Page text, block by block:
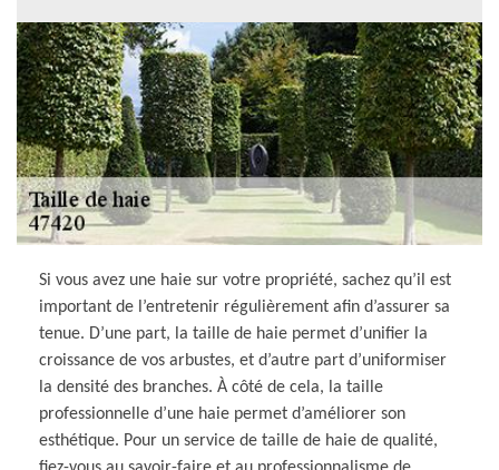
Si vous avez une haie sur votre propriété, sachez qu’il est
important de l’entretenir régulièrement afin d’assurer sa
tenue. D’une part, la taille de haie permet d’unifier la
croissance de vos arbustes, et d’autre part d’uniformiser
la densité des branches. À côté de cela, la taille
professionnelle d’une haie permet d’améliorer son
esthétique. Pour un service de taille de haie de qualité,